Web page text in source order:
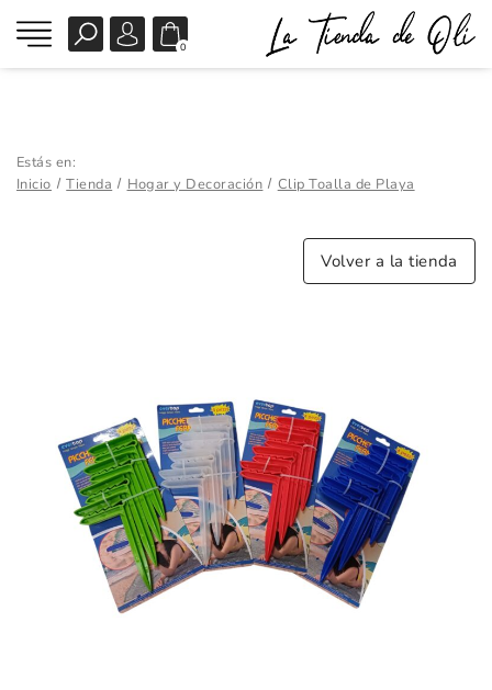
0
Estás en:
Inicio
Tienda Hogar y Decoración Clip Toalla de Playa
Volver a la tienda